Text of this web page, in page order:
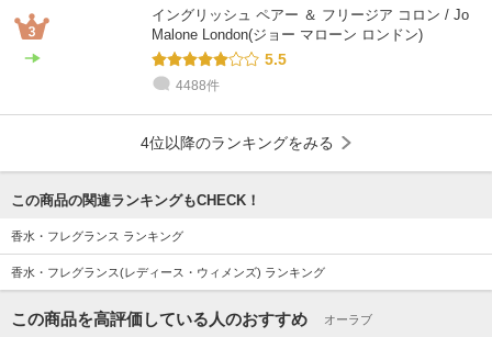
イングリッシュ ペアー ＆ フリージア コロン / Jo
Malone London(ジョー マローン ロンドン)
5.5
4488件
4位以降のランキングをみる
この商品の関連ランキングもCHECK！
香水・フレグランス ランキング
香水・フレグランス(レディース・ウィメンズ) ランキング
この商品を高評価している人のおすすめ オーラブ